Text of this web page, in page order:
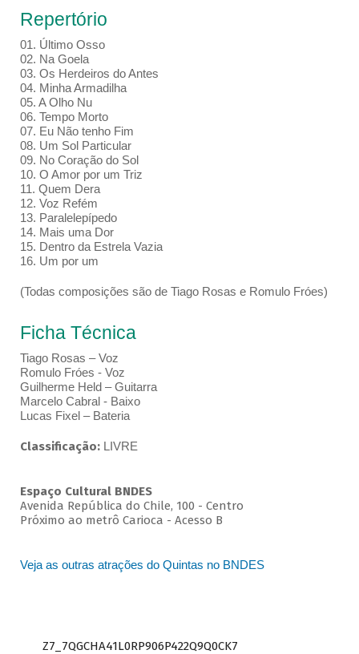
Repertório
01. Último Osso
02. Na Goela
03. Os Herdeiros do Antes
04. Minha Armadilha
05. A Olho Nu
06. Tempo Morto
07. Eu Não tenho Fim
08. Um Sol Particular
09. No Coração do Sol
10. O Amor por um Triz
11. Quem Dera
12. Voz Refém
13. Paralelepípedo
14. Mais uma Dor
15. Dentro da Estrela Vazia
16. Um por um
(Todas composições são de Tiago Rosas e Romulo Fróes)
Ficha Técnica
Tiago Rosas – Voz
Romulo Fróes - Voz
Guilherme Held – Guitarra
Marcelo Cabral - Baixo
Lucas Fixel – Bateria
Classificação: LIVRE
Espaço Cultural BNDES
Avenida República do Chile, 100 - Centro
Próximo ao metrô Carioca - Acesso B
Veja as outras atrações do Quintas no BNDES
Z7_7QGCHA41L0RP906P422Q9Q0CK7